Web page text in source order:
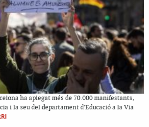
ha aplegat més de 70.000 manifestants,
i la seu del departament d'Educació a la Via